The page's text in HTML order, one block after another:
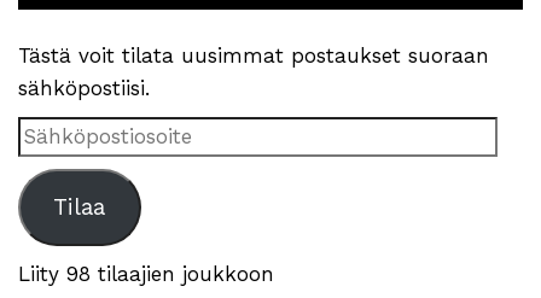
Tästä voit tilata uusimmat postaukset suoraan
sähköpostiisi.
Sähköpostiosoite
Tilaa
Liity 98 tilaajien joukkoon